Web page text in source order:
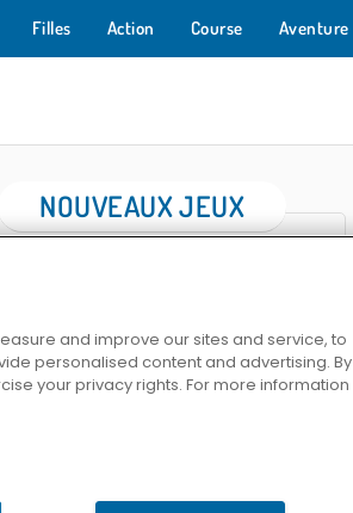
Filles Action Course Aventure
NOUVEAUX JEUX
Underground Racing In City Fun Race 3D
and improve our sites and service, to
personalised content and advertising. By
your privacy rights. For more information